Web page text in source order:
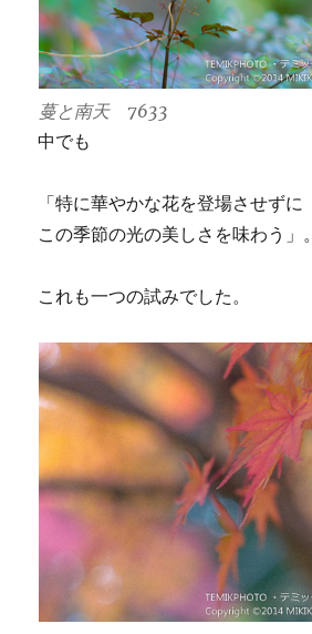
蔓と南天 7633
中でも
「特に華やかな花を登場させずに
この季節の光の美しさを味わう」。
これも一つの試みでした。